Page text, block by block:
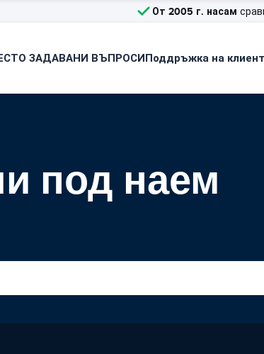
От 2005 г. насам
ЗАДАВАНИ ВЪПРОСИПоддръжка на
под наем